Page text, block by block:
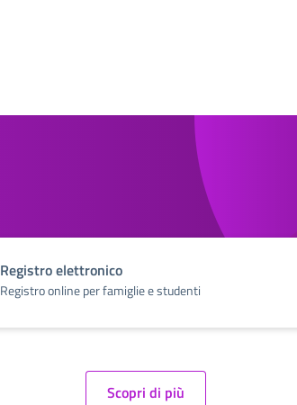
Registro elettronico
Registro online per famiglie e studenti
Scopri di più